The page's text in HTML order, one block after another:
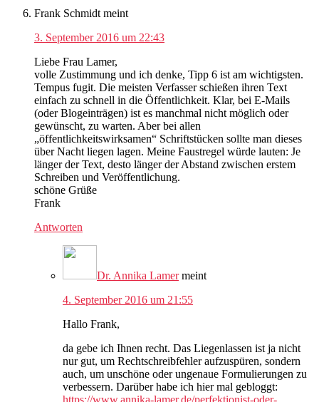
Frank Schmidt meint
3. September 2016 um 22:43
Liebe Frau Lamer,
volle Zustimmung und ich denke, Tipp 6 ist am wichtigsten.
Tempus fugit. Die meisten Verfasser schießen ihren Text
einfach zu schnell in die Öffentlichkeit. Klar, bei E-Mails
(oder Blogeinträgen) ist es manchmal nicht möglich oder
gewünscht, zu warten. Aber bei allen
„öffentlichkeitswirksamen“ Schriftstücken sollte man dieses
über Nacht liegen lagen. Meine Faustregel würde lauten: Je
länger der Text, desto länger der Abstand zwischen erstem
Schreiben und Veröffentlichung.
schöne Grüße
Frank
Antworten
Dr. Annika Lamer meint
4. September 2016 um 21:55
Hallo Frank,
da gebe ich Ihnen recht. Das Liegenlassen ist ja nicht
nur gut, um Rechtschreibfehler aufzuspüren, sondern
auch, um unschöne oder ungenaue Formulierungen zu
verbessern. Darüber habe ich hier mal gebloggt: